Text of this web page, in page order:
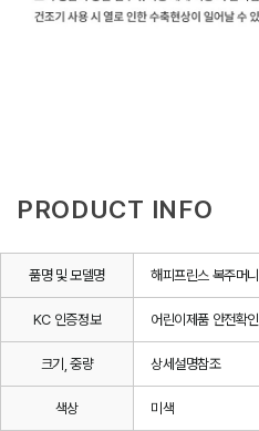
PRODUCT INFO
품명 및 모델명 해피프린스 복주머니
KC 인증정보 어린이제품 안전확인
크기, 중량 상세설명참조
색상 미색